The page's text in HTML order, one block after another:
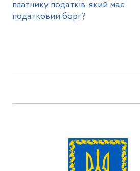
платнику податків, який має
податковий борг?